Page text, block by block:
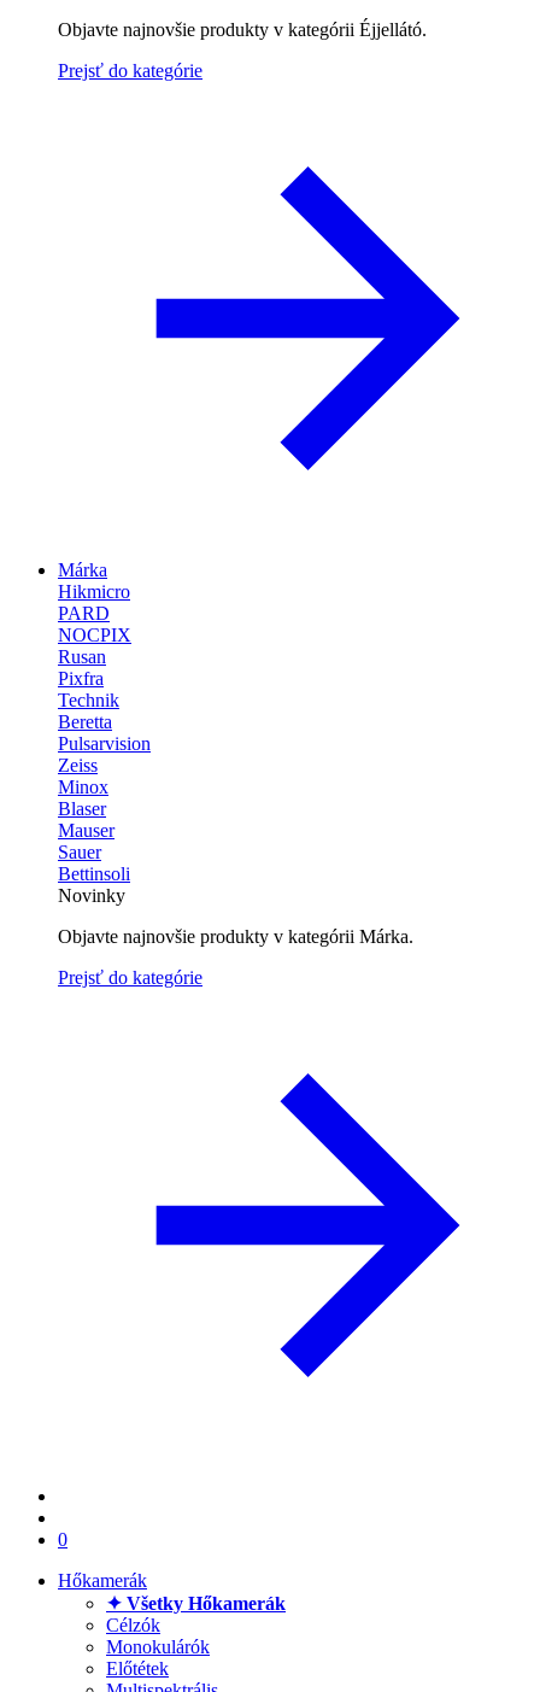
Objavte najnovšie produkty v kategórii Éjjellátó.
Prejsť do kategórie
Márka
Hikmicro
PARD
NOCPIX
Rusan
Pixfra
Technik
Beretta
Pulsarvision
Zeiss
Minox
Blaser
Mauser
Sauer
Bettinsoli
Novinky
Objavte najnovšie produkty v kategórii Márka.
Prejsť do kategórie
0
Hőkamerák
✦ Všetky Hőkamerák
Célzók
Monokulárók
Előtétek